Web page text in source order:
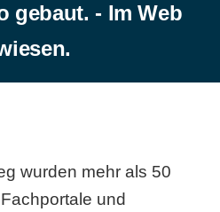
gebaut. - Im Web
wurden mehr als 50
und